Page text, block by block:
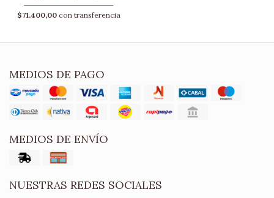
$71.400,00con transferencia
MEDIOS DE PAGO
MEDIOS DE ENVÍO
NUESTRAS REDES SOCIALES